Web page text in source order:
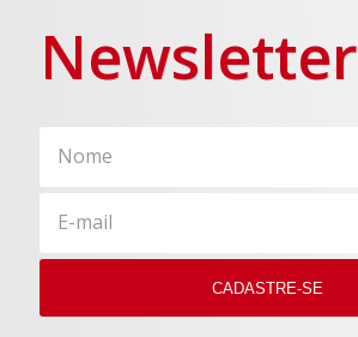
Newsletter